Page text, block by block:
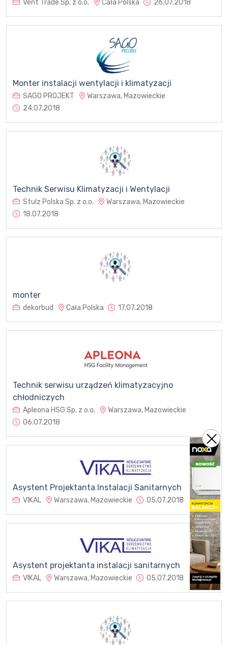
Vent Trade Sp. z o.o. Cała Polska 26.07.2018
Monter instalacji wentylacji i klimatyzacji
SAGO PROJEKT
Warszawa, Mazowieckie
24.07.2018
Technik Serwisu Klimatyzacji i Wentylacji
Stulz Polska Sp. z o.o.
Warszawa, Mazowieckie
18.07.2018
monter
dekorbud Cała Polska 17.07.2018
Technik serwisu urządzeń klimatyzacyjno
chłodniczych
Apleona HSG Sp. z o.o.
Warszawa, Mazowieckie
06.07.2018
Asystent Projektanta Instalacji Sanitarnych
VIKAL Warszawa, Mazowieckie 05.07.2018
Asystent projektanta instalacji sanitarnych
VIKAL Warszawa, Mazowieckie 05.07.2018